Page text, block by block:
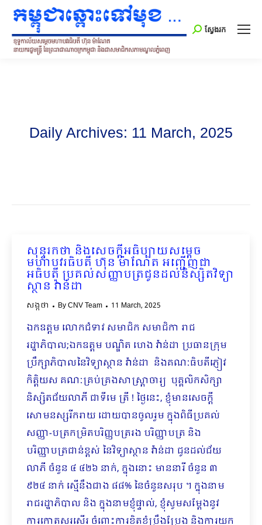
Search:
ស្វែងរក
Daily Archives: 11 March, 2025
សុន្ទរកថា និងសេចក្ដីអធិប្បាយសម្ដេច
មហាបវរធិបតី ហ៊ុន ម៉ាណែត អញ្ជើញជា
អធិបតី ប្រគល់សញ្ញាបត្រជូនដល់និស្សិតវិទ្យា
ស្ថាន វ៉ាន់ដា
សង្កថា ByCNV Team 11 March, 2025
ឯកឧត្តម លោកជំទាវ សមាជិក សមាជិកា រាជ
រដ្ឋាភិបាល;ឯកឧត្តម បណ្ឌិត ហេង វ៉ាន់ដា ប្រធានក្រុម
ប្រឹក្សាភិបាលនៃវិទ្យាស្ថាន វ៉ាន់ដា និងគណៈធិបតីភ្ញៀវ
កិត្តិយស គណៈគ្រប់គ្រងសាស្រ្តាចារ្យ ​ បុគ្គលិកសិក្សា
និស្សិតជ័យលាភី ជាទីមេ ត្រី ! ថ្ងៃនេះ, ខ្ញុំមានសេចក្តី
សោមនស្សរីករាយ ដោយបានចូលរួម ក្នុងពិធីប្រគល់
សញ្ញា-បត្រកម្រិតបរិញ្ញបត្ររង បរិញ្ញាបត្រ និង
បរិញ្ញាបត្រជាន់ខ្ពស់ ​នៃ​វិទ្យាស្ថាន វ៉ាន់ដា​ ជូនដល់​ជ័យ
លាភី ចំនួន ៤ ៤២៦ នាក់, ក្នុងនោះ មាន​នារី ចំនួន ៣
៩២៤ នាក់ ស្មើនឹងជាង​ ៨៨% នៃចំនួនសរុប ។ ក្នុងនាម
រាជរដ្ឋាភិបាល និង ក្នុងនាមខ្ញុំផ្ទាល់, ខ្ញុំសូមសម្តែងនូវ
ការកោតសរសើរ ចំពោះ​​ការខិតខំប្រឹងប្រែង និងការយក